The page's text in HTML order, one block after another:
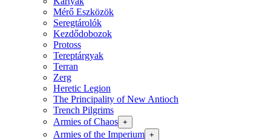
Mérő Eszközök
Seregtárolók
Kezdődobozok
Protoss
Tereptárgyak
Terran
Zerg
Heretic Legion
The Principality of New Antioch
Trench Pilgrims
Armies of Chaos +
Armies of the Imperium +